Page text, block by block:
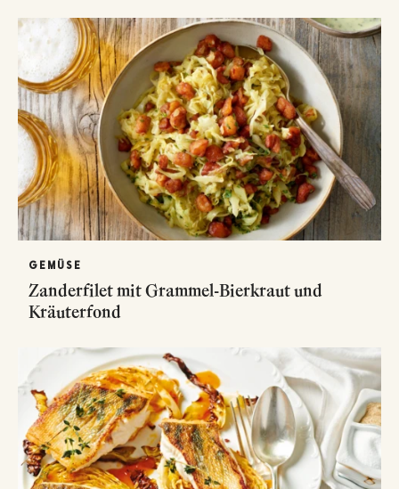
GEMÜSE
Zanderfilet mit Grammel-Bierkraut und
Kräuterfond